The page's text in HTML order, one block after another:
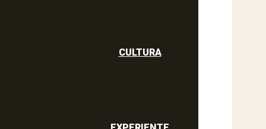
CULTURA